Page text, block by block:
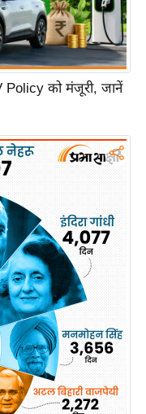
Policy को मंजूरी, जानें